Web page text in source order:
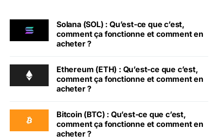
Solana (SOL) : Qu’est-ce que c’est,
comment ça fonctionne et comment en
acheter ?
Ethereum (ETH) : Qu’est-ce que c’est,
comment ça fonctionne et comment en
acheter ?
Bitcoin (BTC) : Qu’est-ce que c’est,
comment ça fonctionne et comment en
acheter ?